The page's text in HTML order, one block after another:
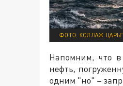
ФОТО: КОЛЛАЖ
Напомним, что
нефть,
одним "но" –